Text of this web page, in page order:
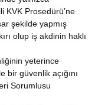
KVK Prosedürü’ne
şekilde yapmış
olup iş akdinin haklı
yeterince
bir güvenlik açığını
Sorumlusu